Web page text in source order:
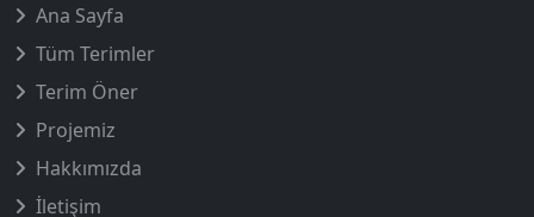
Ana Sayfa
Tüm Terimler
Terim Öner
Projemiz
Hakkımızda
İletişim